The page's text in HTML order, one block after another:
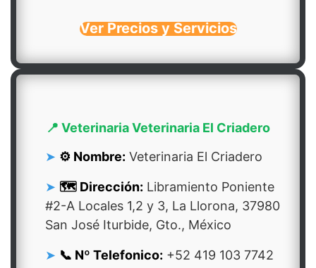
Ver Precios y Servicios
📍 Veterinaria Veterinaria El Criadero
⚙️ Nombre: Veterinaria El Criadero
🗺️ Dirección: Libramiento Poniente
#2-A Locales 1,2 y 3, La Llorona, 37980
San José Iturbide, Gto., México
📞 Nº Telefonico: +52 419 103 7742